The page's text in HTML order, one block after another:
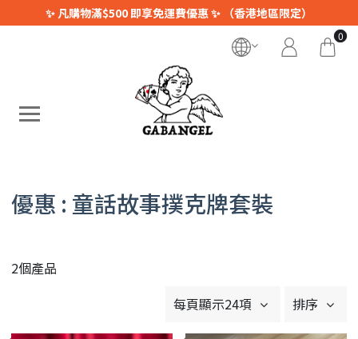
✨ 凡購物滿$500 即享免運費優惠 ✨ （香港地區限定）
0
優惠 : 童話故事撲克牌套裝
2個產品
排序
每頁顯示24項